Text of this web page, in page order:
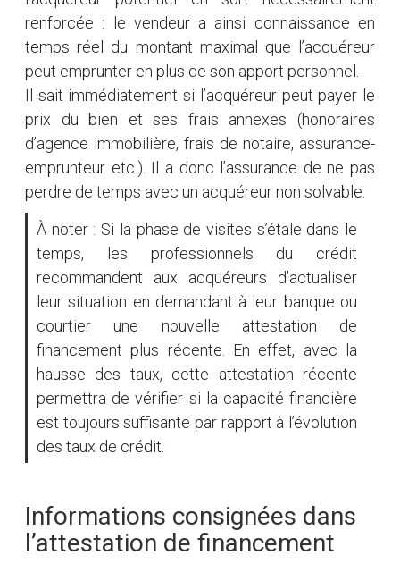
renforcée : le vendeur a ainsi connaissance en
temps réel du montant maximal que l’acquéreur
peut emprunter en plus de son apport personnel.
Il sait immédiatement si l’acquéreur peut payer le
prix du bien et ses frais annexes (honoraires
d’agence immobilière, frais de notaire, assurance-
emprunteur etc.). Il a donc l’assurance de ne pas
perdre de temps avec un acquéreur non solvable.
À noter : Si la phase de visites s’étale dans le
temps, les professionnels du crédit
recommandent aux acquéreurs d’actualiser
leur situation en demandant à leur banque ou
courtier une nouvelle attestation de
financement plus récente. En effet, avec la
hausse des taux, cette attestation récente
permettra de vérifier si la capacité financière
est toujours suffisante par rapport à l’évolution
des taux de crédit.
Informations consignées dans
l’attestation de financement